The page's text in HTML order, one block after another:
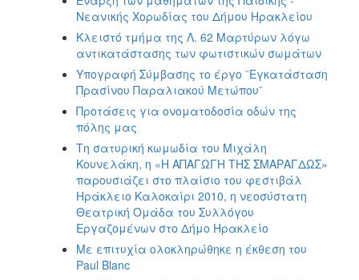
Νεανικής Χορωδίας του Δήμου Ηρακλείου
Κλειστό τμήμα της Λ. 62 Μαρτύρων λόγω
αντικατάστασης των φωτιστικών σωμάτων
Υπογραφή Σύμβασης το έργο ¨Εγκατάσταση
Πρασίνου Παραλιακού Μετώπου¨
Προτάσεις για ονοματοδοσία οδών της
πόλης μας
Τη σατυρική κωμωδία του Μιχάλη
Κουνελάκη, η «Η ΑΠΑΓΩΓΗ ΤΗΣ ΣΜΑΡΑΓΔΩΣ»
παρουσιάζει στο πλαίσιο του φεστιβάλ
Ηράκλειο Καλοκαίρι 2010, η νεοσύστατη
Θεατρική Ομάδα του Συλλόγου
Εργαζομένων στο Δήμο Ηρακλείο
Με επιτυχία ολοκληρώθηκε η έκθεση του
Paul Blanc